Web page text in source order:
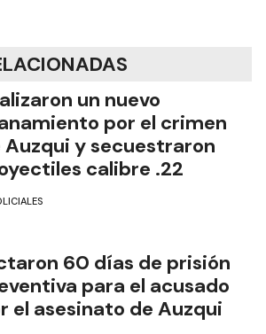
un nuevo
por el crimen
Auzqui y secuestraron
calibre .22
60 días de prisión
para el acusado
el asesinato de Auzqui